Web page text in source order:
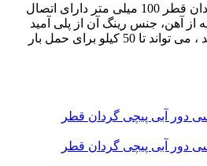
چرخ بیمارستانی طوسی گردان قطر 100 میلی متر دارای اتصال
آهن، جنس رینگ آن از پلی آمید
است و با رویه ای از پلی آمید ، می تواند تا 50 کیلو برای حمل بار